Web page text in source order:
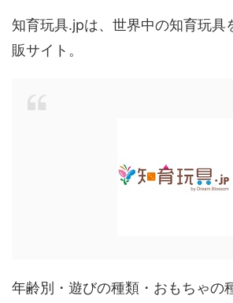
知育玩具.jpは、世界中の知育玩具
販サイト。
年齢別・遊びの種類・おもちゃの